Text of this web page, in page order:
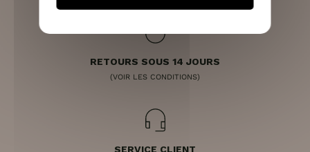
RETOURS SOUS 14 JOURS
(VOIR LES CONDITIONS)
SERVICE CLIENT